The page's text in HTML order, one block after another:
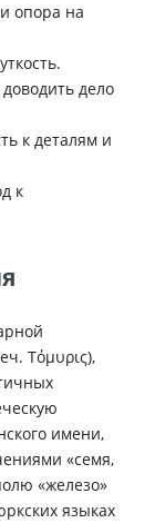
опора на
дело
к деталям и
к
Τόμυρις),
имени,
«семя,
«железо»
языках